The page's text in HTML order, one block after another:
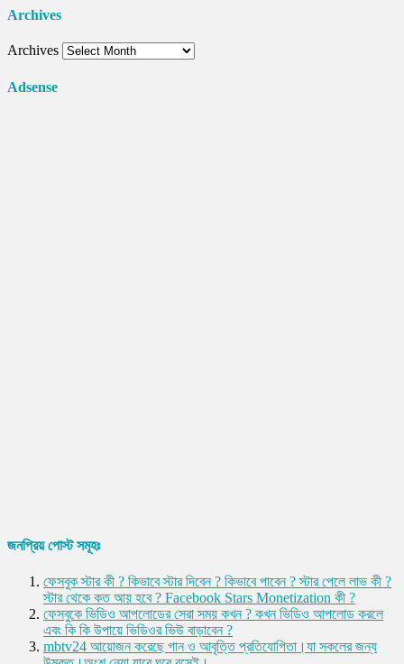
Archives
Archives
Adsense
জনপ্রিয় পোস্ট সমূহঃ
ফেসবুক স্টার কী ? কিভাবে স্টার দিবেন ? কিভাবে পাবেন ? স্টার পেলে লাভ কী ?
স্টার থেকে কত আয় হবে ? Facebook Stars Monetization কী ?
ফেসবুকে ভিডিও আপলোডের সেরা সময় কখন ? কখন ভিডিও আপলোড করলে
এবং কি কি উপায়ে ভিডিওর ভিউ বাড়াবেন ?
mbtv24 আয়োজন করেছে গান ও আবৃত্তি প্রতিযোগিতা।যা সকলের জন্য